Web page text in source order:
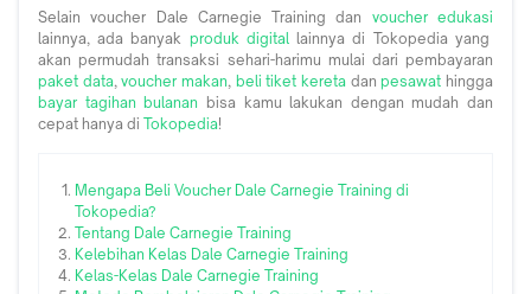
Selain voucher Dale Carnegie Training dan voucher edukasi
lainnya, ada banyak produk digital
lainnya di Tokopedia yang
akan permudah transaksi sehari-harimu mulai dari pembayaran
paket data,voucher makan, beli tiket kereta danpesawat hingga
bayar tagihan bulanan bisa kamu lakukan dengan mudah dan
cepat hanya di Tokopedia!
Mengapa Beli Voucher Dale Carnegie Training di
Tokopedia?
Tentang Dale Carnegie Training
Kelebihan Kelas Dale Carnegie Training
Kelas-Kelas Dale Carnegie Training